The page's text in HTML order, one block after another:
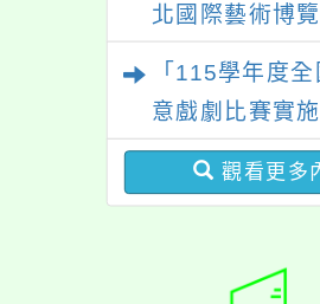
北國際藝術博
「115學年度
意戲劇比賽實
修正內容對照表
觀看更多